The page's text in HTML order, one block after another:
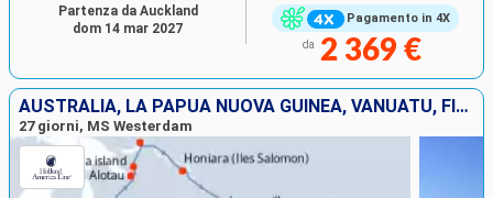
Pagamento in 4X
da 2 369 €
Partenza da Auckland
dom 14 mar 2027
AUSTRALIA, LA PAPUA NUOVA GUINEA, VANUATU, FIJI (ISOLE), TONGA, NUOVA ZELANDA
27 giorni, MS Westerdam